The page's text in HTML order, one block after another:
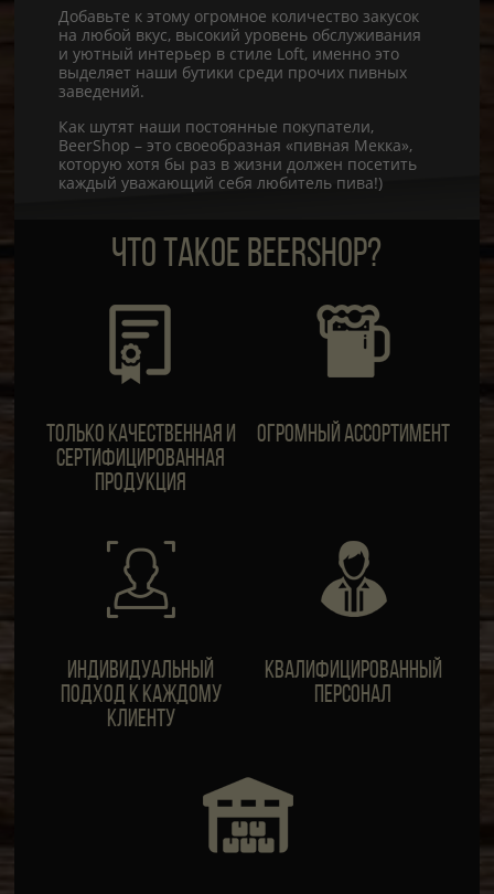
Добавьте к этому огромное количество закусок
на любой вкус, высокий уровень обслуживания
и уютный интерьер в стиле Loft, именно это
выделяет наши бутики среди прочих пивных
заведений.
Как шутят наши постоянные покупатели,
BeerShop – это своеобразная «пивная Мекка»,
которую хотя бы раз в жизни должен посетить
каждый уважающий себя любитель пива!)
ЧТО ТАКОЕ BEERSHOP?
Только качественная и
сертифицированная
продукция
Огромный ассортимент
ИндивидуальныЙ
подход к каждому
клиенту
Квалифицированный
персонал